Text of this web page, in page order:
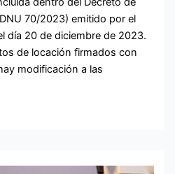
70/2023) emitido por el
día 20 de diciembre de 2023.
de locación firmados con
modificación a las